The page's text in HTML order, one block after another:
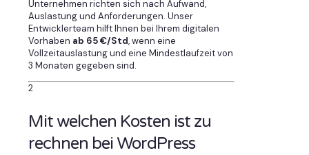
Unternehmen richten sich nach Aufwand,
Auslastung und Anforderungen. Unser
Entwicklerteam hilft Ihnen bei Ihrem digitalen
Vorhaben ab 65 €/Std, wenn eine
Vollzeitauslastung und eine Mindestlaufzeit von
3 Monaten gegeben sind.
2
Mit welchen Kosten ist zu
rechnen bei WordPress